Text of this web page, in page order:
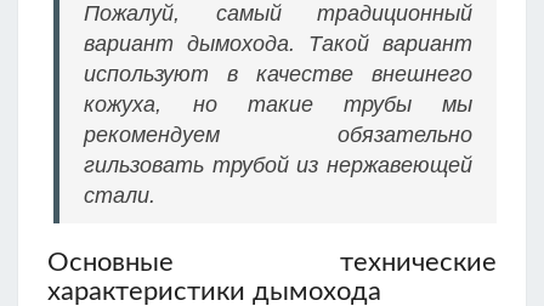
Пожалуй, самый традиционный
вариант дымохода. Такой вариант
используют в качестве внешнего
кожуха, но такие трубы мы
рекомендуем обязательно
гильзовать трубой из нержавеющей
стали.
Основные технические
характеристики дымохода